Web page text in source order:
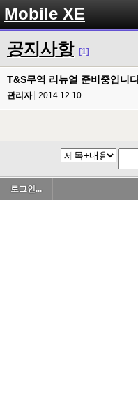
Mobile XE
공지사항 [1]
T&S무역 리뉴얼 준비중입니
관리자 2014.12.10
로그인...